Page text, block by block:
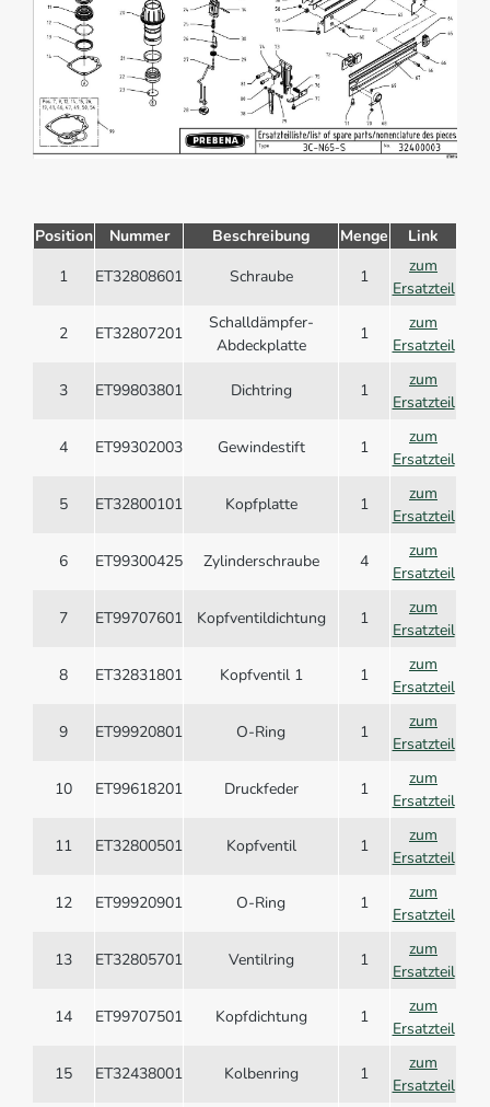
Position Nummer Beschreibung Menge
Link
1
ET32808601 Schraube 1
zum
Ersatzteil
2 ET32807201
Schalldämpfer-
Abdeckplatte
1
zum
Ersatzteil
3 ET99803801 Dichtring 1
zum
Ersatzteil
4 ET99302003 Gewindestift 1
zum
Ersatzteil
5 ET32800101 Kopfplatte 1
zum
Ersatzteil
6 ET99300425 Zylinderschraube 4
zum
Ersatzteil
7 ET99707601 Kopfventildichtung 1
zum
Ersatzteil
8 ET32831801 Kopfventil 1 1
zum
Ersatzteil
9 ET99920801 O-Ring 1
zum
Ersatzteil
10 ET99618201 Druckfeder 1
zum
Ersatzteil
11 ET32800501 Kopfventil 1
zum
Ersatzteil
12 ET99920901 O-Ring 1
zum
Ersatzteil
13 ET32805701 Ventilring 1
zum
Ersatzteil
14 ET99707501 Kopfdichtung 1
zum
Ersatzteil
15 ET32438001 Kolbenring 1
zum
Ersatzteil